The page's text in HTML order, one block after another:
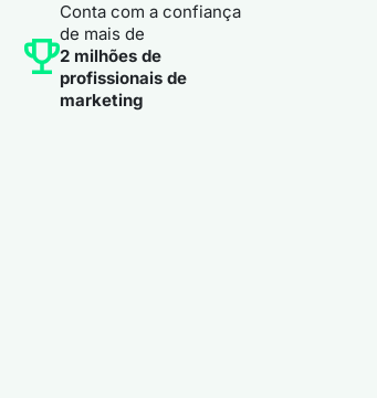
Conta com a confiança
de mais de
2 milhões de
profissionais de
marketing